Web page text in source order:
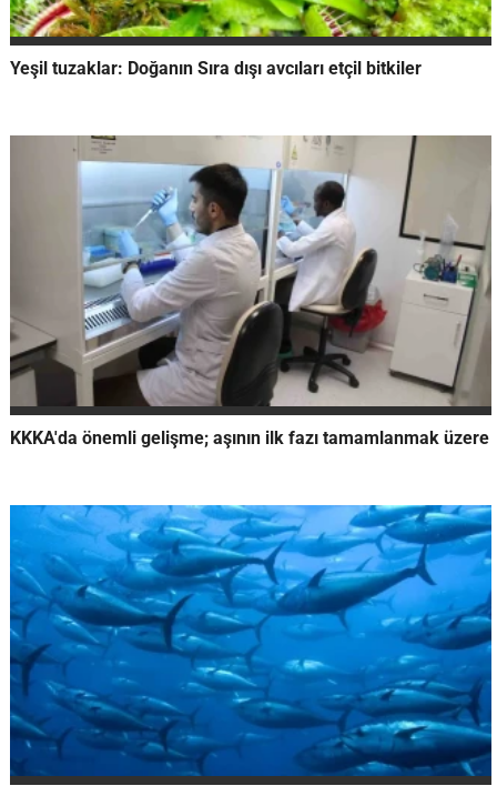
Yeşil tuzaklar: Doğanın Sıra dışı avcıları etçil bitkiler
KKKA'da önemli gelişme; aşının ilk fazı tamamlanmak üzere